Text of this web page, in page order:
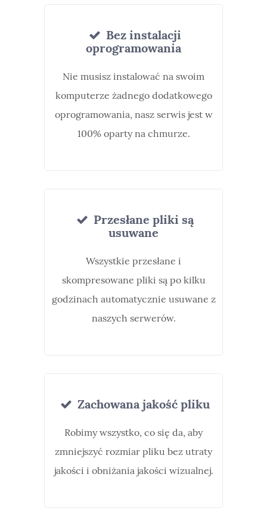
Bez instalacji
oprogramowania
Nie musisz instalować na swoim
komputerze żadnego dodatkowego
oprogramowania, nasz serwis jest w
100% oparty na chmurze.
Przesłane pliki są
usuwane
Wszystkie przesłane i
skompresowane pliki są po kilku
godzinach automatycznie usuwane z
naszych serwerów.
Zachowana jakość pliku
Robimy wszystko, co się da, aby
zmniejszyć rozmiar pliku bez utraty
jakości i obniżania jakości wizualnej.